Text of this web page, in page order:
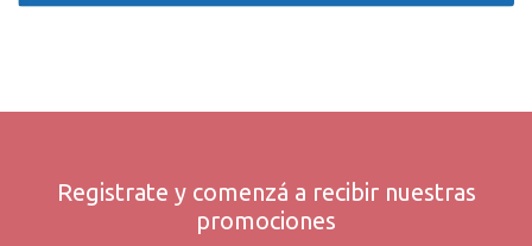
Registrate y comenzá a recibir nuestras
promociones